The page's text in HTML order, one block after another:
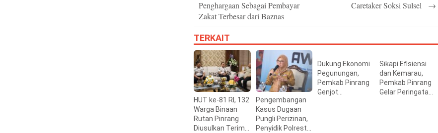
Penghargaan Sebagai Pembayar
Zakat Terbesar dari Baznas
Caretaker Soksi Sulsel →
TERKAIT
HUT ke-81 RI, 132
Warga Binaan
Rutan Pinrang
Diusulkan Terima
Pengembangan
Kasus Dugaan
Pungli Perizinan,
Penyidik Polresta
Dukung Ekonomi
Pegunungan,
Pemkab Pinrang
Genjot
Sikapi Efisiensi
dan Kemarau,
Pemkab Pinrang
Gelar Peringatan